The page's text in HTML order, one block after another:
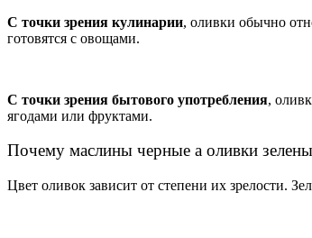
С точки зрения кулинарии, оливки обычно
готовятся с овощами.
С точки зрения бытового употребления,
ягодами или фруктами.
Почему маслины черные а оливки
Цвет оливок зависит от степени их зрелости.